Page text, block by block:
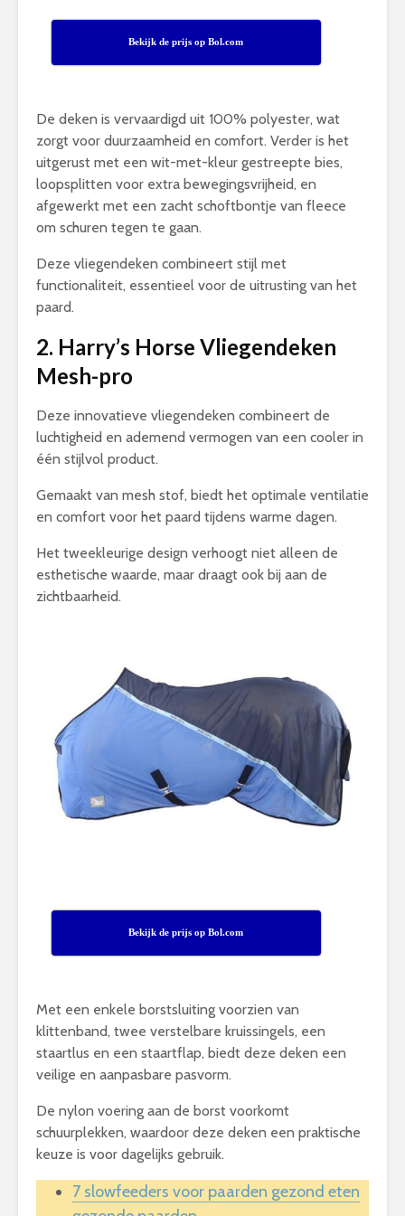
Bekijk de prijs op Bol.com
De deken is vervaardigd uit 100% polyester, wat
zorgt voor duurzaamheid en comfort. Verder is het
uitgerust met een wit-met-kleur gestreepte bies,
loopsplitten voor extra bewegingsvrijheid, en
afgewerkt met een zacht schoftbontje van fleece
om schuren tegen te gaan.
Deze vliegendeken combineert stijl met
functionaliteit, essentieel voor de uitrusting van het
paard.
2. Harry’s Horse Vliegendeken
Mesh-pro
Deze innovatieve vliegendeken combineert de
luchtigheid en ademend vermogen van een cooler in
één stijlvol product.
Gemaakt van mesh stof, biedt het optimale ventilatie
en comfort voor het paard tijdens warme dagen.
Het tweekleurige design verhoogt niet alleen de
esthetische waarde, maar draagt ook bij aan de
zichtbaarheid.
Bekijk de prijs op Bol.com
Met een enkele borstsluiting voorzien van
klittenband, twee verstelbare kruissingels, een
staartlus en een staartflap, biedt deze deken een
veilige en aanpasbare pasvorm.
De nylon voering aan de borst voorkomt
schuurplekken, waardoor deze deken een praktische
keuze is voor dagelijks gebruik.
7 slowfeeders voor paarden gezond eten